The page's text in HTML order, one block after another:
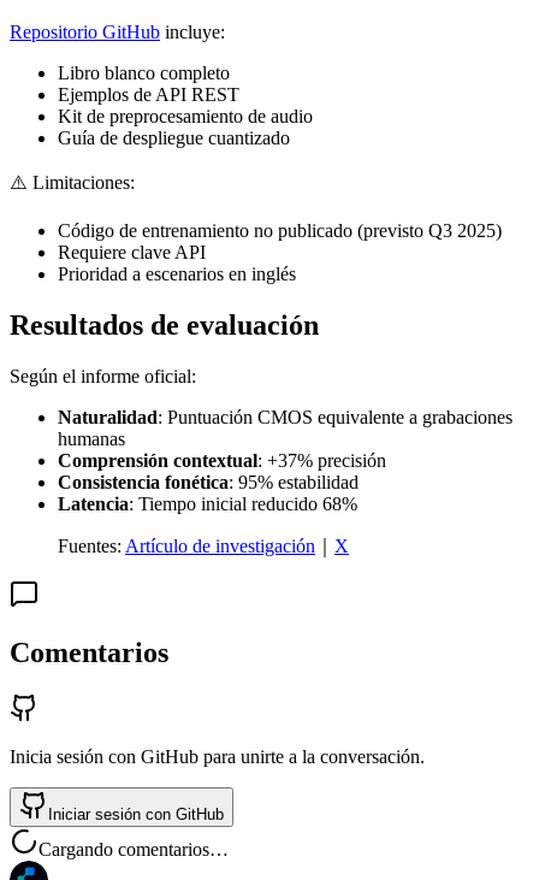
Repositorio GitHub incluye:
Libro blanco completo
Ejemplos de API REST
Kit de preprocesamiento de audio
Guía de despliegue cuantizado
⚠️ Limitaciones:
Código de entrenamiento no publicado (previsto Q3 2025)
Requiere clave API
Prioridad a escenarios en inglés
Resultados de evaluación
Según el informe oficial:
Naturalidad: Puntuación CMOS equivalente a grabaciones
humanas
Comprensión contextual: +37% precisión
Consistencia fonética: 95% estabilidad
Latencia: Tiempo inicial reducido 68%
Fuentes: Artículo de investigación X
Comentarios
Inicia sesión con GitHub para unirte a la conversación.
Iniciar sesión con GitHub
Cargando comentarios…